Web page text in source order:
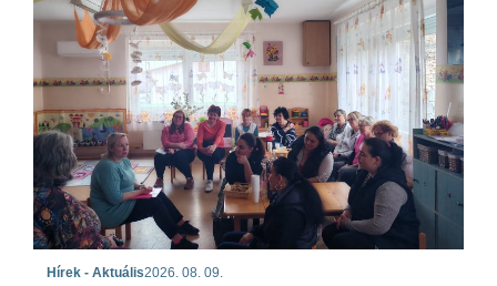
Hírek - Aktuális2026. 08. 09.